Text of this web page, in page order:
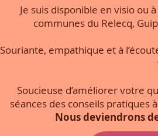
Je suis disponible en visio ou
communes du Relecq,
Souriante, empathique et à
Soucieuse d’améliorer votre
séances des conseils pratiques
Nous deviendrons